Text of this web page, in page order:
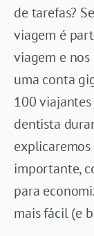
de tarefas?
viagem é
viagem e
uma conta
100
dentista
importante,
para
mais fácil (e